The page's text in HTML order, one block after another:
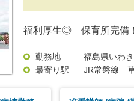
福利厚生◎ 保育所完備
勤務地
福島県いわ
最寄り駅
JR常磐線